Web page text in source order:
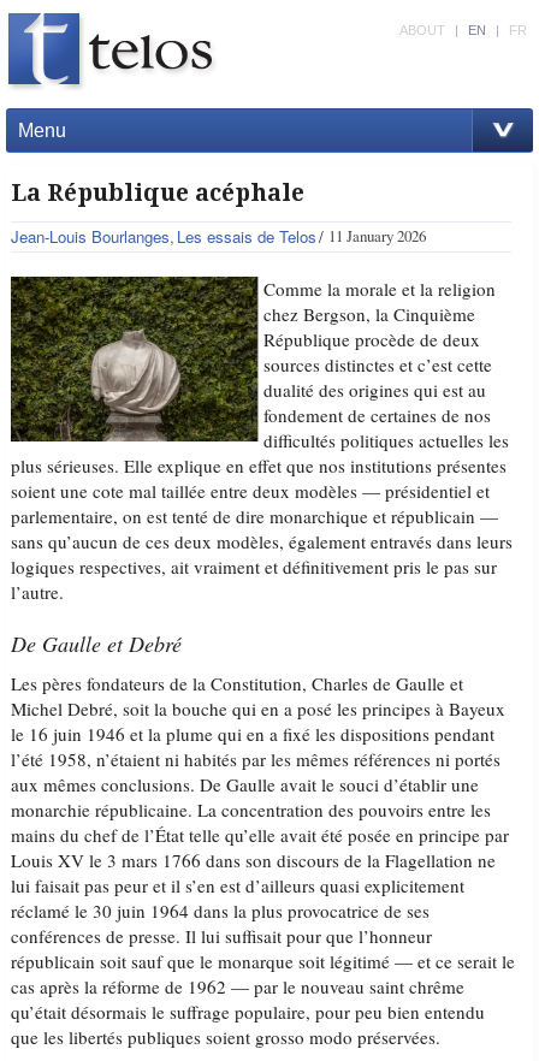
Menu
ABOUT | EN | FR
La République acéphale
Jean-Louis Bourlanges Les essais de Telos 11 January 2026
Comme la morale et la religion
chez Bergson, la Cinquième
République procède de deux
sources distinctes et c’est cette
dualité des origines qui est au
fondement de certaines de nos
difficultés politiques actuelles les
plus sérieuses. Elle explique en effet que nos institutions présentes
soient une cote mal taillée entre deux modèles — présidentiel et
parlementaire, on est tenté de dire monarchique et républicain —
sans qu’aucun de ces deux modèles, également entravés dans leurs
logiques respectives, ait vraiment et définitivement pris le pas sur
l’autre.
De Gaulle et Debré
Les pères fondateurs de la Constitution, Charles de Gaulle et
Michel Debré, soit la bouche qui en a posé les principes à Bayeux
le 16 juin 1946 et la plume qui en a fixé les dispositions pendant
l’été 1958, n’étaient ni habités par les mêmes références ni portés
aux mêmes conclusions. De Gaulle avait le souci d’établir une
monarchie républicaine. La concentration des pouvoirs entre les
mains du chef de l’État telle qu’elle avait été posée en principe par
Louis XV le 3 mars 1766 dans son discours de la Flagellation ne
lui faisait pas peur et il s’en est d’ailleurs quasi explicitement
réclamé le 30 juin 1964 dans la plus provocatrice de ses
conférences de presse. Il lui suffisait pour que l’honneur
républicain soit sauf que le monarque soit légitimé — et ce serait le
cas après la réforme de 1962 — par le nouveau saint chrême
qu’était désormais le suffrage populaire, pour peu bien entendu
que les libertés publiques soient grosso modo préservées.